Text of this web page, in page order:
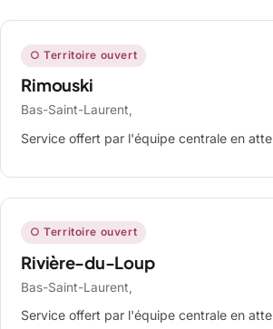
○ Territoire ouvert
Rimouski
Bas-Saint-Laurent,
Service offert par l'équipe centrale en
○ Territoire ouvert
Rivière-du-Loup
Bas-Saint-Laurent,
Service offert par l'équipe centrale en